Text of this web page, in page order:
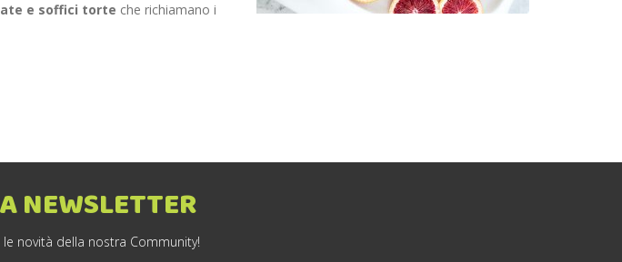
e soffici torte che richiamano i
NEWSLETTER
novità della nostra Community!